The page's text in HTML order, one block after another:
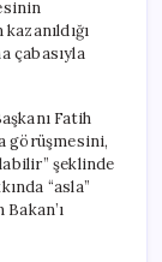
çabasıyla
Fatih
görüşmesini,
şeklinde
“asla”